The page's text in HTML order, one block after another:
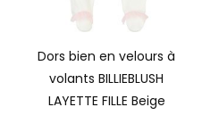
Dors bien en velours à
volants BILLIEBLUSH
LAYETTE FILLE Beige